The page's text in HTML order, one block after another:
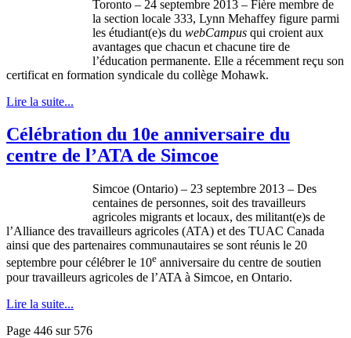
Toronto – 24 septembre 2013 – Fière membre de
la section locale 333, Lynn Mehaffey figure parmi
les étudiant(e)s du webCampus qui croient aux
avantages que chacun et chacune tire de
l’éducation permanente. Elle a récemment reçu son
certificat en formation syndicale du collège Mohawk.
Lire la suite...
Célébration du 10e anniversaire du
centre de l’ATA de Simcoe
Simcoe (Ontario) – 23 septembre 2013 – Des
centaines de personnes, soit des travailleurs
agricoles migrants et locaux, des militant(e)s de
l’Alliance des travailleurs agricoles (ATA) et des TUAC Canada
ainsi que des partenaires communautaires se sont réunis le 20
septembre pour célébrer le 10e anniversaire du centre de soutien
pour travailleurs agricoles de l’ATA à Simcoe, en Ontario.
Lire la suite...
Page 446 sur 576